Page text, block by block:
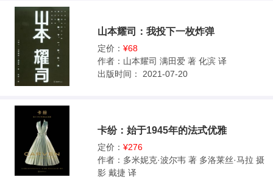
山本耀司：我投下一枚炸弹
定价： ¥68
作者： 山本耀司 满田爱 著 化滨 译
出版时间：
2021-07-20
卡纷：始于1945年的法式优雅
定价： ¥276
作者： 多米妮克·波尔韦 著 多洛莱丝·马拉 摄
影 戴捷 译